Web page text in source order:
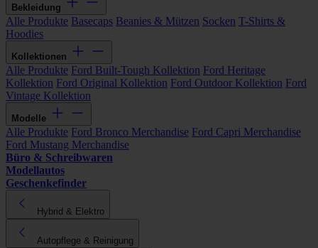
Bekleidung
Alle Produkte Basecaps Beanies & Mützen Socken T-Shirts &
Hoodies
Kollektionen
Alle Produkte Ford Built-Tough Kollektion Ford Heritage
Kollektion Ford Original Kollektion Ford Outdoor Kollektion Ford
Vintage Kollektion
Modelle
Alle Produkte Ford Bronco Merchandise Ford Capri Merchandise
Ford Mustang Merchandise
Büro & Schreibwaren
Modellautos
Geschenkefinder
Hybrid & Elektro
Autopflege & Reinigung